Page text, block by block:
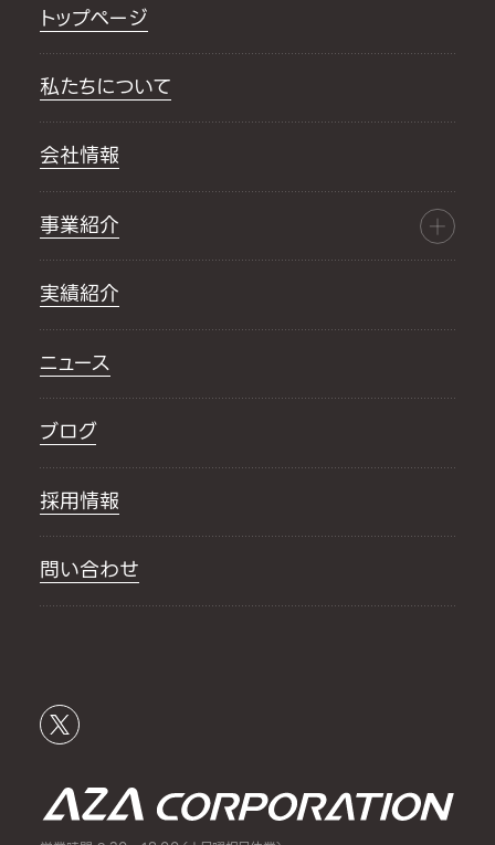
トップページ
私たちについて
会社情報
事業紹介
実績紹介
ニュース
ブログ
採用情報
問い合わせ